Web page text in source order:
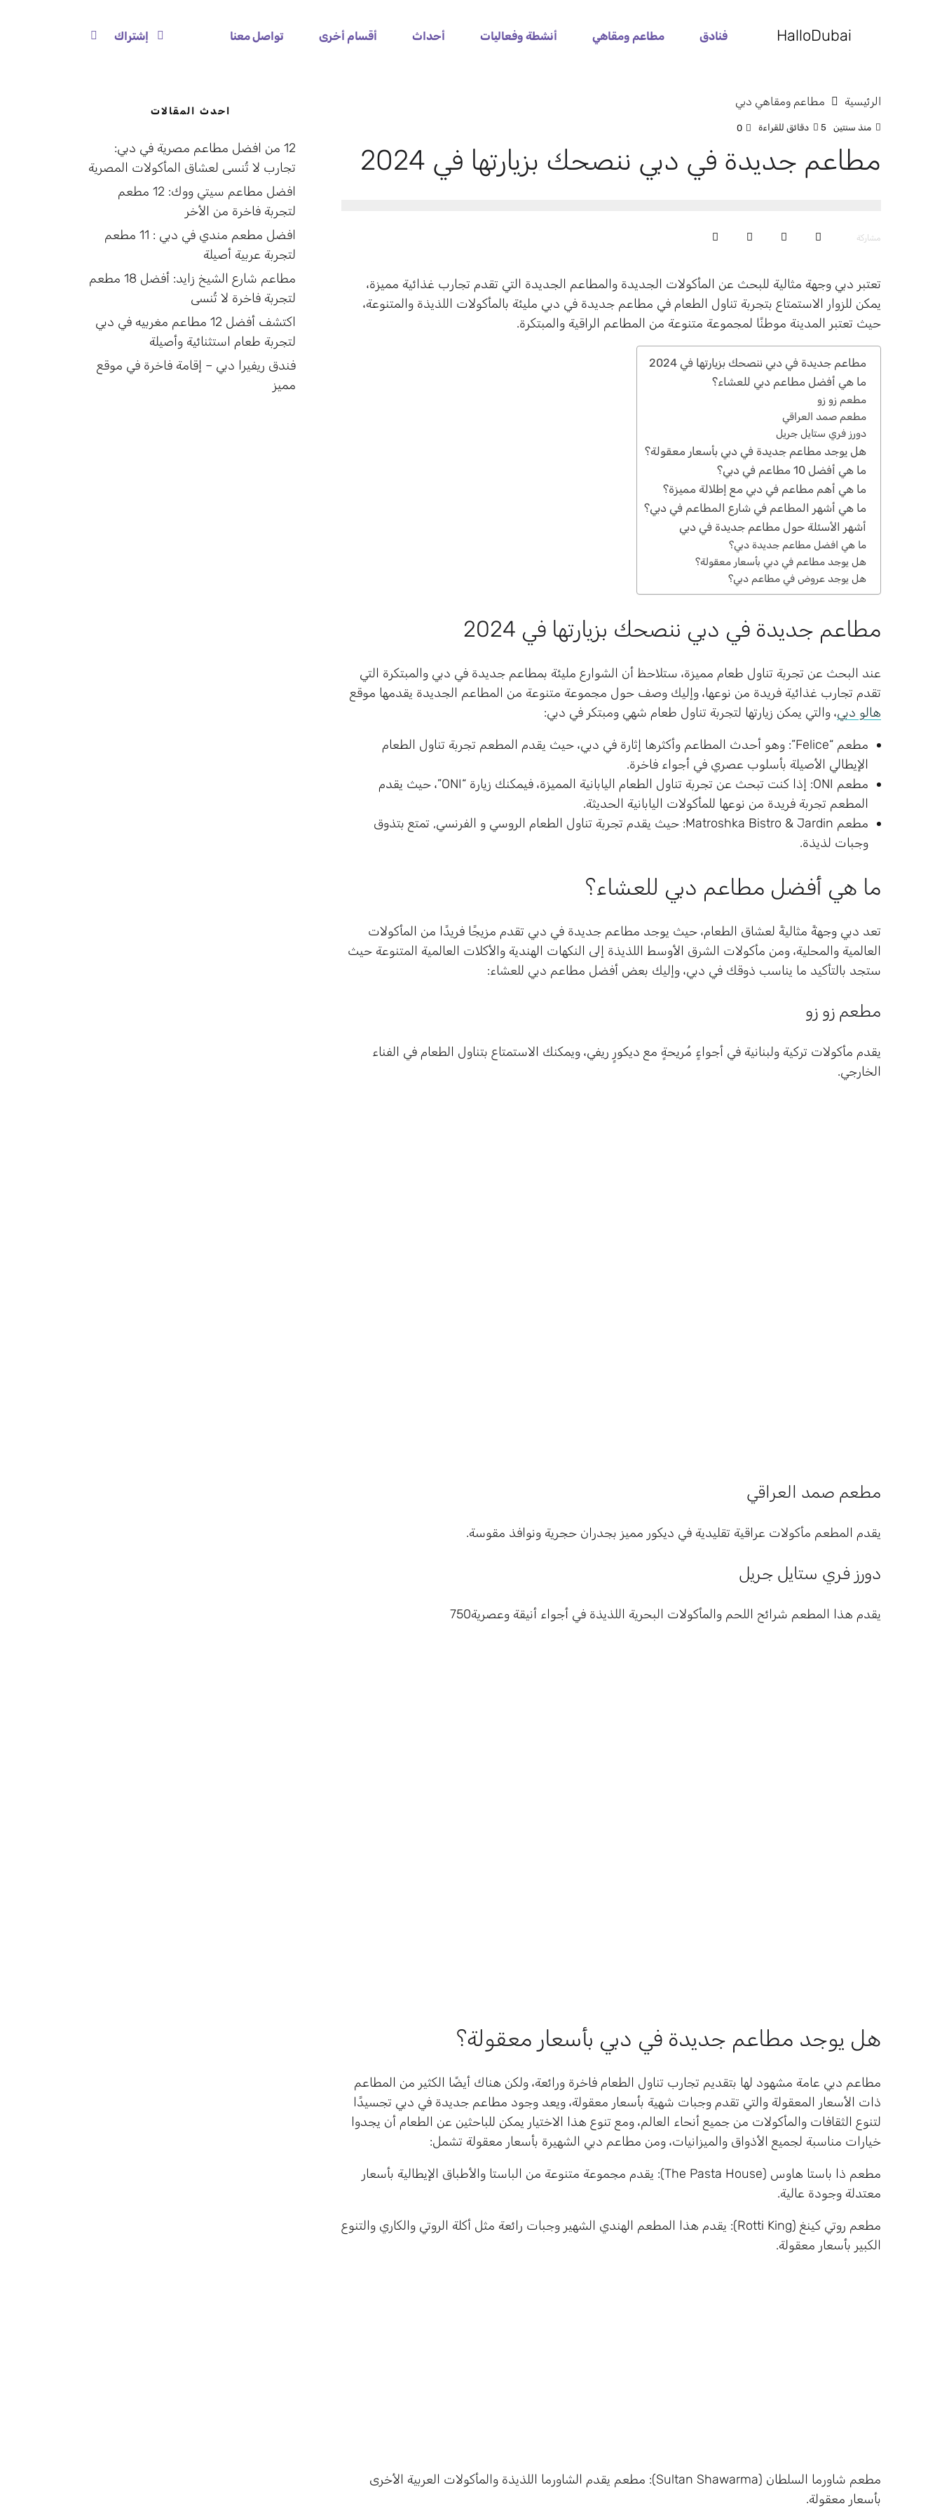
HalloDubai فنادق مطاعم ومقاهي أنشطة وفعاليات أحداث أقسام أخرى تواصل معنا إشتراك
الرئيسية مطاعم ومقاهي دبي
منذ سنتين 5 دقائق للقراءة 0
مطاعم جديدة في دبي ننصحك بزيارتها في 2024
مشاركة
تعتبر دبي وجهة مثالية للبحث عن المأكولات الجديدة والمطاعم الجديدة التي تقدم تجارب غذائية مميزة،
يمكن للزوار الاستمتاع بتجربة تناول الطعام في مطاعم جديدة في دبي مليئة بالمأكولات اللذيذة والمتنوعة،
حيث تعتبر المدينة موطنًا لمجموعة متنوعة من المطاعم الراقية والمبتكرة.
مطاعم جديدة في دبي ننصحك بزيارتها في 2024
ما هي أفضل مطاعم دبي للعشاء؟
مطعم زو زو
مطعم صمد العراقي
دورز فري ستايل جريل
هل يوجد مطاعم جديدة في دبي بأسعار معقولة؟
ما هي أفضل 10 مطاعم في دبي؟
ما هي أهم مطاعم في دبي مع إطلالة مميزة؟
ما هي أشهر المطاعم في شارع المطاعم في دبي؟
أشهر الأسئلة حول مطاعم جديدة في دبي
ما هي افضل مطاعم جديدة دبي؟
هل يوجد مطاعم في دبي بأسعار معقولة؟
هل يوجد عروض في مطاعم دبي؟
مطاعم جديدة في دبي ننصحك بزيارتها في 2024
عند البحث عن تجربة تناول طعام مميزة، ستلاحظ أن الشوارع مليئة بمطاعم جديدة في دبي والمبتكرة التي
تقدم تجارب غذائية فريدة من نوعها، وإليك وصف حول مجموعة متنوعة من المطاعم الجديدة يقدمها موقع
هالو دبي، والتي يمكن زيارتها لتجربة تناول طعام شهي ومبتكر في دبي:
مطعم “Felice”: وهو أحدث المطاعم وأكثرها إثارة في دبي، حيث يقدم المطعم تجربة تناول الطعام
الإيطالي الأصيلة بأسلوب عصري في أجواء فاخرة.
مطعم ONI: إذا كنت تبحث عن تجربة تناول الطعام اليابانية المميزة، فيمكنك زيارة “ONI”، حيث يقدم
المطعم تجربة فريدة من نوعها للمأكولات اليابانية الحديثة.
مطعم Matroshka Bistro & Jardin: حيث يقدم تجربة تناول الطعام الروسي و الفرنسي, تمتع بتذوق
وجبات لذيذة.
ما هي أفضل مطاعم دبي للعشاء؟
تعد دبي وجهةً مثاليةً لعشاق الطعام، حيث يوجد مطاعم جديدة في دبي تقدم مزيجًا فريدًا من المأكولات
العالمية والمحلية، ومن مأكولات الشرق الأوسط اللذيذة إلى النكهات الهندية والأكلات العالمية المتنوعة حيث
ستجد بالتأكيد ما يناسب ذوقك في دبي، وإليك بعض أفضل مطاعم دبي للعشاء:
مطعم زو زو
يقدم مأكولات تركية ولبنانية في أجواءٍ مُريحةٍ مع ديكورٍ ريفي، ويمكنك الاستمتاع بتناول الطعام في الفناء
الخارجي.
مطعم صمد العراقي
يقدم المطعم مأكولات عراقية تقليدية في ديكور مميز بجدران حجرية ونوافذ مقوسة.
دورز فري ستايل جريل
يقدم هذا المطعم شرائح اللحم والمأكولات البحرية اللذيذة في أجواء أنيقة وعصرية750
هل يوجد مطاعم جديدة في دبي بأسعار معقولة؟
مطاعم دبي عامة مشهود لها بتقديم تجارب تناول الطعام فاخرة ورائعة، ولكن هناك أيضًا الكثير من المطاعم
ذات الأسعار المعقولة والتي تقدم وجبات شهية بأسعار معقولة، ويعد وجود مطاعم جديدة في دبي تجسيدًا
لتنوع الثقافات والمأكولات من جميع أنحاء العالم، ومع تنوع هذا الاختيار يمكن للباحثين عن الطعام أن يجدوا
خيارات مناسبة لجميع الأذواق والميزانيات، ومن مطاعم دبي الشهيرة بأسعار معقولة تشمل:
مطعم ذا باستا هاوس (The Pasta House): يقدم مجموعة متنوعة من الباستا والأطباق الإيطالية بأسعار
معتدلة وجودة عالية.
مطعم روتي كينغ (Rotti King): يقدم هذا المطعم الهندي الشهير وجبات رائعة مثل أكلة الروتي والكاري والتنوع
الكبير بأسعار معقولة.
مطعم شاورما السلطان (Sultan Shawarma): مطعم يقدم الشاورما اللذيذة والمأكولات العربية الأخرى
بأسعار معقولة.
احدث المقالات
12 من افضل مطاعم مصرية في دبي:
تجارب لا تُنسى لعشاق المأكولات المصرية
افضل مطاعم سيتي ووك: 12 مطعم
لتجربة فاخرة من الأخر
افضل مطعم مندي في دبي : 11 مطعم
لتجربة عربية أصيلة
مطاعم شارع الشيخ زايد: أفضل 18 مطعم
لتجربة فاخرة لا تُنسى
اكتشف أفضل 12 مطاعم مغربيه في دبي
لتجربة طعام استثنائية وأصيلة
فندق ريفيرا دبي – إقامة فاخرة في موقع
مميز